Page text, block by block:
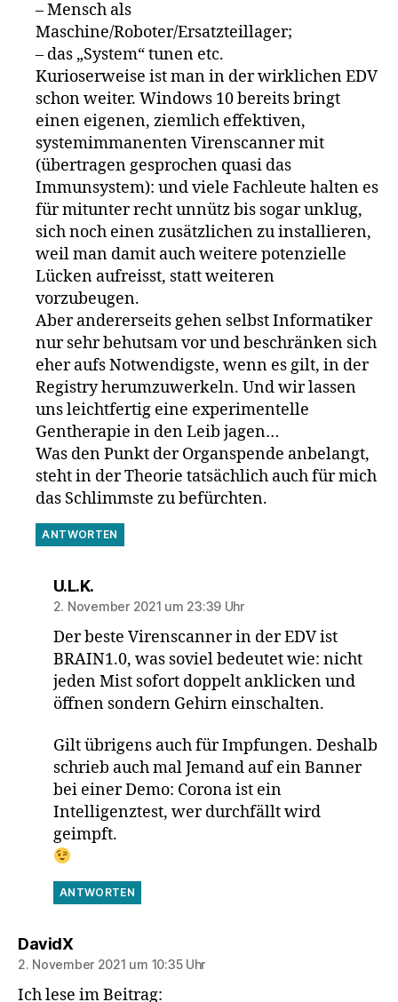
– Mensch als
Maschine/Roboter/Ersatzteillager;
– das „System“ tunen etc.
Kurioserweise ist man in der wirklichen EDV
schon weiter. Windows 10 bereits bringt
einen eigenen, ziemlich effektiven,
systemimmanenten Virenscanner mit
(übertragen gesprochen quasi das
Immunsystem): und viele Fachleute halten es
für mitunter recht unnütz bis sogar unklug,
sich noch einen zusätzlichen zu installieren,
weil man damit auch weitere potenzielle
Lücken aufreisst, statt weiteren
vorzubeugen.
Aber andererseits gehen selbst Informatiker
nur sehr behutsam vor und beschränken sich
eher aufs Notwendigste, wenn es gilt, in der
Registry herumzuwerkeln. Und wir lassen
uns leichtfertig eine experimentelle
Gentherapie in den Leib jagen…
Was den Punkt der Organspende anbelangt,
steht in der Theorie tatsächlich auch für mich
das Schlimmste zu befürchten.
ANTWORTEN
U.L.K.sagt:
2. November 2021 um 23:39 Uhr
Der beste Virenscanner in der EDV ist
BRAIN1.0, was soviel bedeutet wie: nicht
jeden Mist sofort doppelt anklicken und
öffnen sondern Gehirn einschalten.
Gilt übrigens auch für Impfungen. Deshalb
schrieb auch mal Jemand auf ein Banner
bei einer Demo: Corona ist ein
Intelligenztest, wer durchfällt wird
geimpft.
ANTWORTEN
DavidXsagt:
2. November 2021 um 10:35 Uhr
Ich lese im Beitrag: